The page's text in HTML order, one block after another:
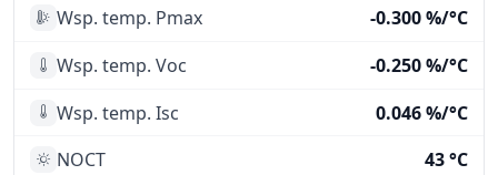
Wsp. temp. Pmax
-0.300 %/°C
Wsp. temp. Voc
-0.250 %/°C
Wsp. temp. Isc
0.046 %/°C
NOCT
43 °C